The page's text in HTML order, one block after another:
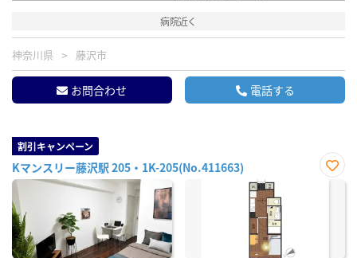
病院近く
神奈川県 藤沢市
お問合わせ 電話する
割引キャンペーン
Kマンスリー藤沢駅 205・1K-205(No.411663)
お気